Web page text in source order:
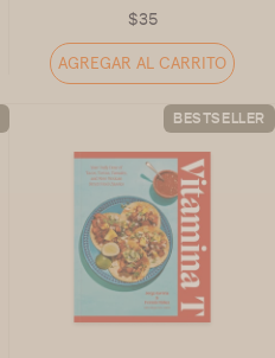
$35
AGREGAR AL CARRITO
BESTSELLER